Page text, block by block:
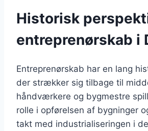
Historisk
entreprenørskab i
Entreprenørskab har en lang
der strækker sig tilbage til
håndværkere og bygmestre
rolle i opførelsen af bygninger
takt med industrialiseringen i